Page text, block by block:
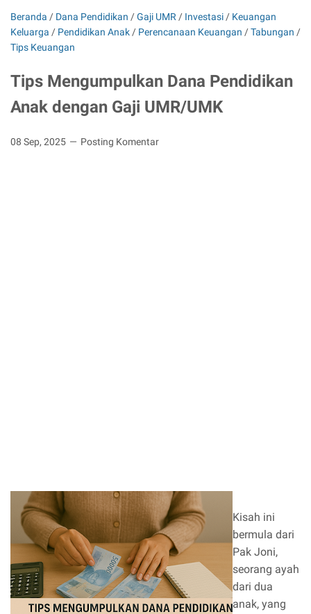
Beranda / Dana Pendidikan /Gaji UMR / Investasi / Keuangan
Keluarga / Pendidikan Anak / Perencanaan Keuangan /Tabungan /
Tips Keuangan
Tips Mengumpulkan Dana Pendidikan
Anak dengan Gaji UMR/UMK
08 Sep, 2025 Posting Komentar
Kisah ini
bermula dari
Pak Joni,
seorang ayah
dari dua
anak, yang